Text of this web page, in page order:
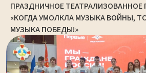
ПРАЗДНИЧНОЕ ТЕАТРАЛИЗОВАННОЕ
«КОГДА УМОЛКЛА МУЗЫКА ВОЙНЫ,
МУЗЫКА ПОБЕДЫ!»